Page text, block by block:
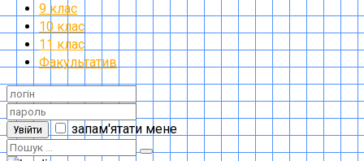
9 клас
10 клас
11 клас
Факультатив
Увійти запам'ятати мене